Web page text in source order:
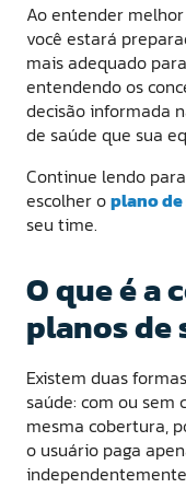
Ao entender
você estará
mais adequado
entendendo os
decisão informada
de saúde que sua
Continue lendo
escolher oplano
seu time.
O que é a
planos de
Existem duas
saúde: com ou sem
mesma cobertura,
o usuário paga